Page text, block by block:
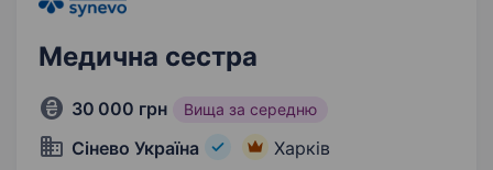
Медична сестра
30 000 грн Вища за середню
Сінево Україна Харків